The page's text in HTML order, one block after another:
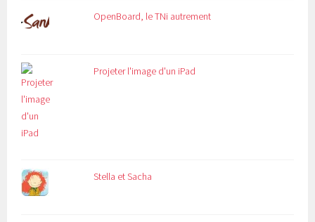
OpenBoard, le TNi autrement
Projeter l'image d'un iPad
Stella et Sacha